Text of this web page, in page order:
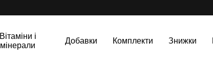
Вітаміни і
мінерали
Добавки Комплекти Знижки